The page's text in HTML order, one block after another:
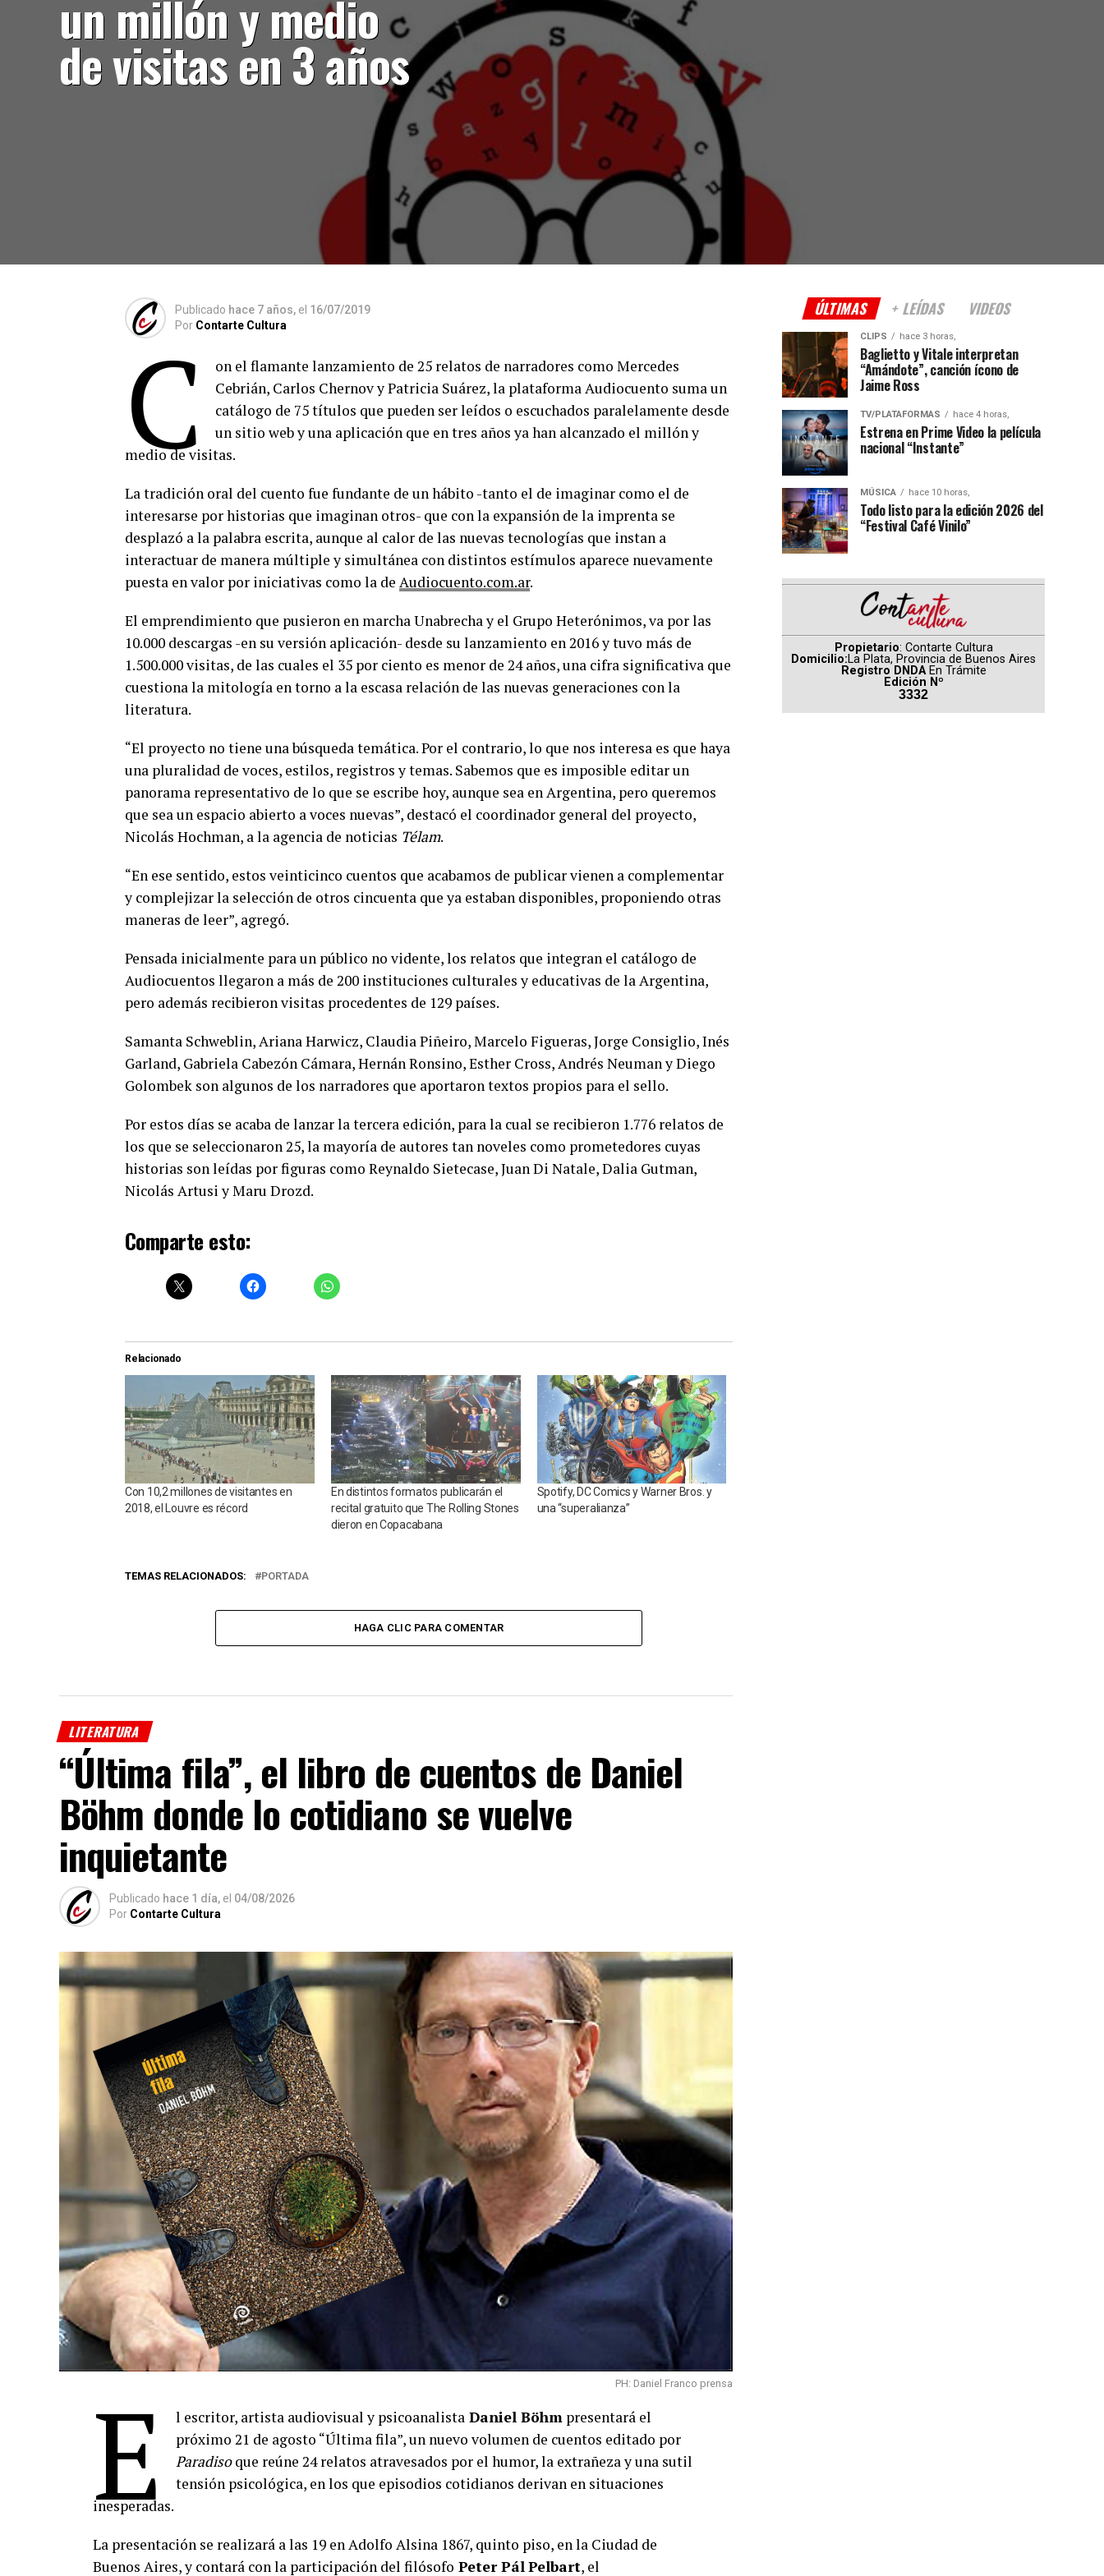
un millón y medio
de visitas en 3 años
Publicado hace 7 años, el 16/07/2019
Por Contarte Cultura
C
on el flamante lanzamiento de 25 relatos de narradores como Mercedes
Cebrián, Carlos Chernov y Patricia Suárez, la plataforma Audiocuento suma un
catálogo de 75 títulos que pueden ser leídos o escuchados paralelamente desde
un sitio web y una aplicación que en tres años ya han alcanzado el millón y
medio de visitas.
La tradición oral del cuento fue fundante de un hábito -tanto el de imaginar como el de
interesarse por historias que imaginan otros- que con la expansión de la imprenta se
desplazó a la palabra escrita, aunque al calor de las nuevas tecnologías que instan a
interactuar de manera múltiple y simultánea con distintos estímulos aparece nuevamente
puesta en valor por iniciativas como la de Audiocuento.com.ar.
El emprendimiento que pusieron en marcha Unabrecha y el Grupo Heterónimos, va por las
10.000 descargas -en su versión aplicación- desde su lanzamiento en 2016 y tuvo más de
1.500.000 visitas, de las cuales el 35 por ciento es menor de 24 años, una cifra significativa que
cuestiona la mitología en torno a la escasa relación de las nuevas generaciones con la
literatura.
“El proyecto no tiene una búsqueda temática. Por el contrario, lo que nos interesa es que haya
una pluralidad de voces, estilos, registros y temas. Sabemos que es imposible editar un
panorama representativo de lo que se escribe hoy, aunque sea en Argentina, pero queremos
que sea un espacio abierto a voces nuevas”, destacó el coordinador general del proyecto,
Nicolás Hochman, a la agencia de noticias Télam.
“En ese sentido, estos veinticinco cuentos que acabamos de publicar vienen a complementar
y complejizar la selección de otros cincuenta que ya estaban disponibles, proponiendo otras
maneras de leer”, agregó.
Pensada inicialmente para un público no vidente, los relatos que integran el catálogo de
Audiocuentos llegaron a más de 200 instituciones culturales y educativas de la Argentina,
pero además recibieron visitas procedentes de 129 países.
Samanta Schweblin, Ariana Harwicz, Claudia Piñeiro, Marcelo Figueras, Jorge Consiglio, Inés
Garland, Gabriela Cabezón Cámara, Hernán Ronsino, Esther Cross, Andrés Neuman y Diego
Golombek son algunos de los narradores que aportaron textos propios para el sello.
Por estos días se acaba de lanzar la tercera edición, para la cual se recibieron 1.776 relatos de
los que se seleccionaron 25, la mayoría de autores tan noveles como prometedores cuyas
historias son leídas por figuras como Reynaldo Sietecase, Juan Di Natale, Dalia Gutman,
Nicolás Artusi y Maru Drozd.
Comparte esto:
Relacionado
Con 10,2 millones de visitantes en
2018, el Louvre es récord
En distintos formatos publicarán el
recital gratuito que The Rolling Stones
dieron en Copacabana
Spotify, DC Comics y Warner Bros. y
una “superalianza”
TEMAS RELACIONADOS: PORTADA
HAGA CLIC PARA COMENTAR
LITERATURA
“Última fila”, el libro de cuentos de Daniel
Böhm donde lo cotidiano se vuelve
inquietante
Publicado hace 1 día, el 04/08/2026
Por Contarte Cultura
PH: Daniel Franco prensa
E l escritor, artista audiovisual y psicoanalistaDaniel Böhmpresentará el
próximo 21 de agosto “Última fila”, un nuevo volumen de cuentos editado por
Paradisoque reúne 24 relatos atravesados por el humor, la extrañeza y una sutil
tensión psicológica, en los que episodios cotidianos derivan en situaciones
inesperadas.
La presentación se realizará a las 19 en Adolfo Alsina 1867, quinto piso, en la Ciudad de
Buenos Aires, y contará con la participación del filósofo Peter PálPelbart, el
ÚLTIMAS + LEÍDAS VIDEOS
CLIPS hace 3 horas,
Baglietto y Vitale interpretan
“Amándote”, canción ícono de
Jaime Ross
TV/PLATAFORMAS hace 4 horas,
Estrena en Prime Video la película
nacional “Instante”
MÚSICA hace 10 horas,
Todo listo para la edición 2026 del
“Festival Café Vinilo”
Propietario: Contarte Cultura
Domicilio:La Plata, Provincia de Buenos Aires
Registro DNDA En Trámite
Edición Nº
3332